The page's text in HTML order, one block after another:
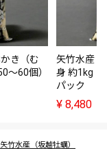
き（む
～60個）
矢竹水産・
身 約1kg（
パック
¥ 8,480
矢竹水産（坂越牡蠣）